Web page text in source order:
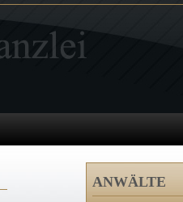
ANWÄLTE